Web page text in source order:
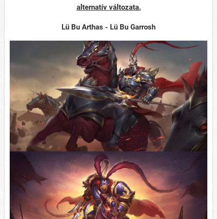
alternatív változata.
Lü Bu Arthas - Lü Bu Garrosh